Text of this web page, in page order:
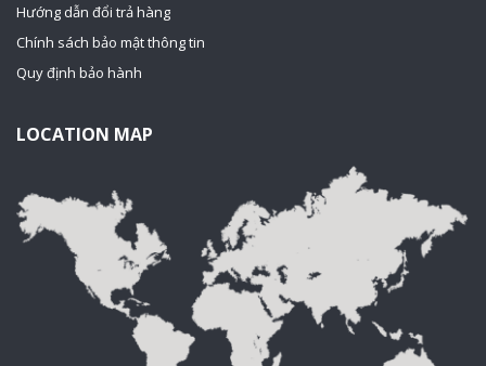
Hướng dẫn đổi trả hàng
Chính sách bảo mật thông tin
Quy định bảo hành
LOCATION MAP